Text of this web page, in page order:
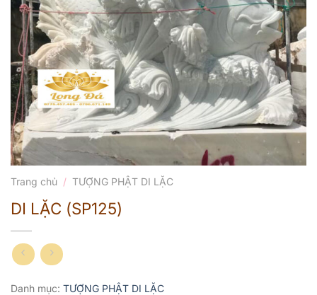
Trang chủ / TƯỢNG PHẬT DI LẶC
DI LẶC (SP125)
Danh mục: TƯỢNG PHẬT DI LẶC